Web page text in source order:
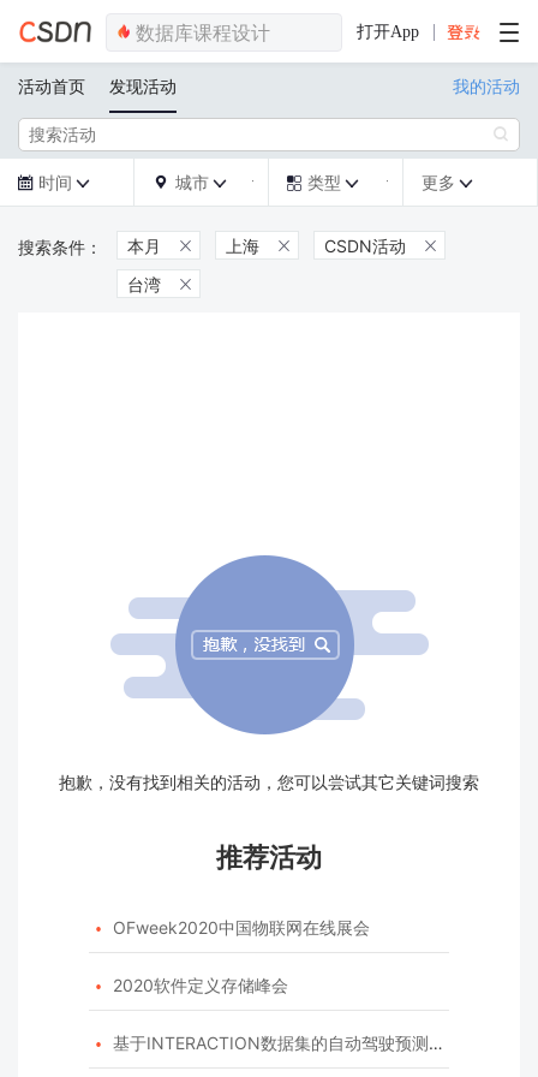
打开App
活动首页 发现活动 我的活动

 时间   城市   类型  更多 
本月  上海  CSDN活动 
台湾 
抱歉，没有找到相关的活动，您可以尝试其它关键词搜索
推荐活动
 OFweek2020中国物联网在线展会
 2020软件定义存储峰会
 基于INTERACTION数据集的自动驾驶预测模型挑战赛